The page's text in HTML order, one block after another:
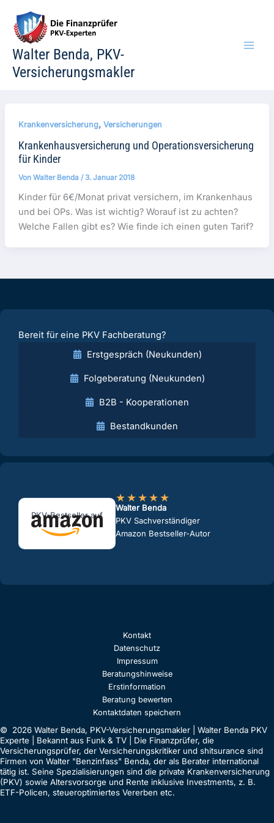
Inhalt
springen
Walter Benda, PKV-
Versicherungsmakler
Krankenversicherung, Versicherungen
Krankenhausversicherung und Operationsversicherung
für Kinder
Von Walter Benda / 3. Januar 2018
Kinder für 6€/Monat privat versichern, im Krankenhaus
und bei OPs. Was ist wichtig? Worauf ist zu achten?
Welche Fallen gibt es? Wie finde ich einen guten Tarif?
Bereit für eine PKV Fachberatung?
Erstgespräch (Neukunden)
Folgeberatung (Neukunden)
B2B - Kooperationen
Bestandkunden
PKV-Bestseller auf
★★★★★
Walter Benda
PKV Sachverständiger
Amazon Bestseller-Autor
Kontakt
Datenschutz
Impressum
Beratungshinweise
Erstinformation
Beratung bewerten
Kontaktdaten speichern
© 2026 Walter Benda, PKV-Versicherungsmakler | Walter Benda PKV
Experte | Bekannt aus Funk & TV | Die Finanzprüfer, die
Versicherungsprüfer, der Versicherungskritiker und shitsurance sind
Firmen von Walter "Benzinfass" Benda, der als Berater international
tätig ist. Seine Spezialisierungen sind die private Krankenversicherung
(PKV) sowie Altersvorsorge und Rente inklusive Investments, z. B.
ETF-Policen, steueroptimiertes Vererben etc.